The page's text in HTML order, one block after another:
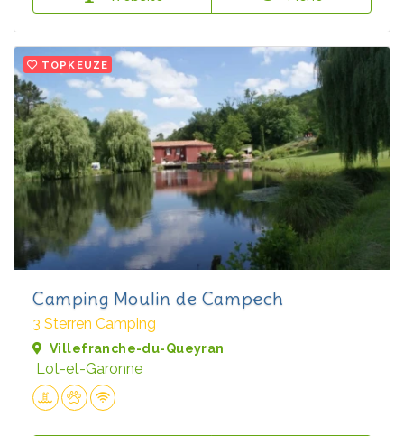
TOPKEUZE
Camping Moulin de Campech
3 Sterren Camping
Villefranche-du-Queyran
Lot-et-Garonne